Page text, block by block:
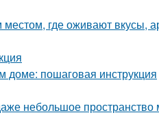
где оживают вкусы,
доме: пошаговая инструкция
небольшое пространство